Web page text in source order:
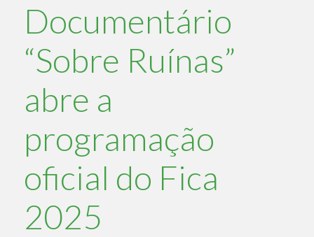
para
busca
Documentário
“Sobre Ruínas”
abre a
programação
oficial do Fica
2025